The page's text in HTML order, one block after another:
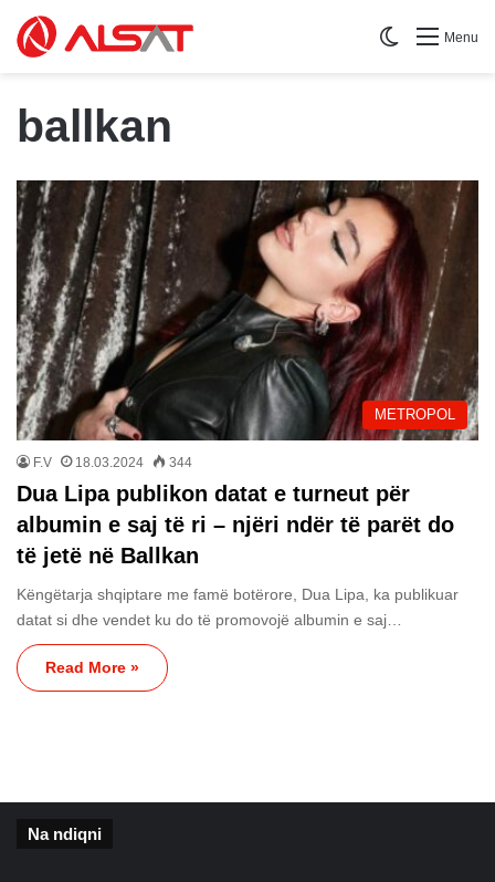
Menu
Switch skin
ballkan
METROPOL
F.V 18.03.2024 344
Dua Lipa publikon datat e turneut për
albumin e saj të ri – njëri ndër të parët do
të jetë në Ballkan
Këngëtarja shqiptare me famë botërore, Dua Lipa, ka publikuar
datat si dhe vendet ku do të promovojë albumin e saj…
Read More »
Na ndiqni